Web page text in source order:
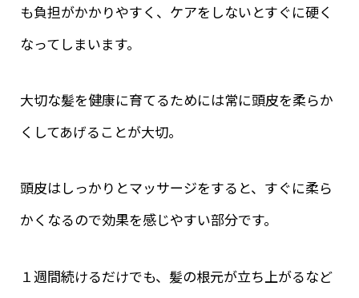
も負担がかかりやすく、ケアをしないとすぐに硬く
なってしまいます。
大切な髪を健康に育てるためには常に頭皮を柔らか
くしてあげることが大切。
頭皮はしっかりとマッサージをすると、すぐに柔ら
かくなるので効果を感じやすい部分です。
１週間続けるだけでも、髪の根元が立ち上がるなど